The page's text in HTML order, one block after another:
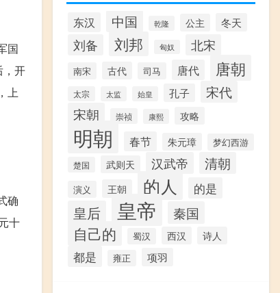
国
，开
上
确
十
东汉 中国 乾隆 公主 冬天
刘备 刘邦 匈奴 北宋
南宋 古代 司马 唐代 唐朝
太宗 太监 始皇 孔子 宋代
宋朝 崇祯 康熙 攻略
明朝 春节 朱元璋 梦幻西游
楚国 武则天 汉武帝 清朝
演义 王朝 的人 的是
皇后 皇帝 秦国
自己的 蜀汉 西汉 诗人
都是 雍正 项羽